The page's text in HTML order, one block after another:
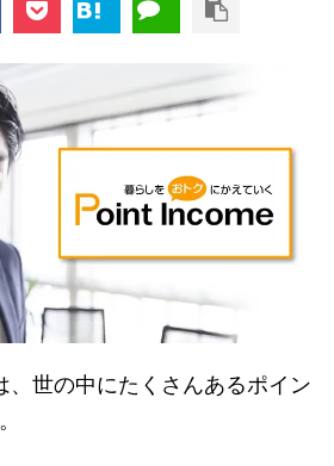
、世の中にたくさんあるポイン